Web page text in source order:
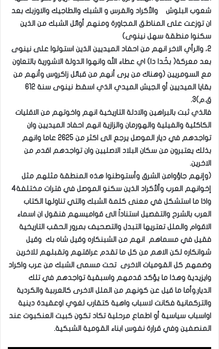
شعوب البلوش والأكراد والفرس و الشبك والطاجيك والاوزبك بعد
ان توزعت على المناطق المجاورة ومنهم أوائل الشبك من الذين
سكنوا منطقة سهل نينوى)
2، والرأي الاخر انهم من احفاد الميديين الذين استولوا على نينوى
بعد معركة( بخُدا دا) اي عطاء الله وانهوا الدولة الاشورية بالتعاون
مع السومريين (وهناك من يرى أنهم من قبائل زاكروس وأنهم من
بقايا الميديين أو الجيش الميدي الذي اسقط نينوى سنة 612
ق.م)3.
فالذي ثبت بالبراهين والادلة التاريخية انهم واخوتهم من الاقليات
الكاكئية والفيلية والهورمان والزازية انهم احفاد الميديين وان
تواجدهم في ديار الموصل يرجع الى اكثر من 2625 عاما وانهم
بذلك يعتبرون من سكان البلاد الاصليين وان تواجدهم اقدم من
الاخرين.
(وإنهم جاؤوامن الشرق وأستوطنوا هذه المنطقة مثلهم مثل
إخوانهم العرب وألأكراد الذين سكنو الموصل في فترات مختلفة4
واذا ما استشكل في معنى كلمة الشبك والتي تناولها الكتاب
العرب بالشرح والتفصيل استناداً الى قواميسهم فنقول ان اسماء
الاقوام والملل تعتريها التبدل والتصحيف بمرور الحقب التاريخية
فقيل في مسماهم انهم من الشبنكاره وقيل شاه بك وقيل
شوانكاره لكن الاهم من كل ما تقدم عراقتهم وتقبلهم للاخرين
وضمهم كل القوميات الاخرى تحت مسمى الشبك من عرب واكراد
وايزيدية وهذا ما يؤكد قدمهم واسبقية تواجدهم في تلك
الديار.وأما ما قيل عن كونهم من الملل الاخرى كالعربية والكردية
والتركمانية فكانت لاسباب واهية كتقارب لغوي اوعقيدة دينية
اواسباب سياسية أو اطماع مرحلية تكاد تكون كبيت العنكبوت عند
المنصفين وفي قرارة نفوس ابناء القومية الشبكية.